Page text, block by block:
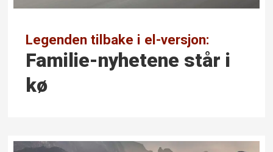
Legenden tilbake i el-versjon:
Familie-nyhetene står i
kø